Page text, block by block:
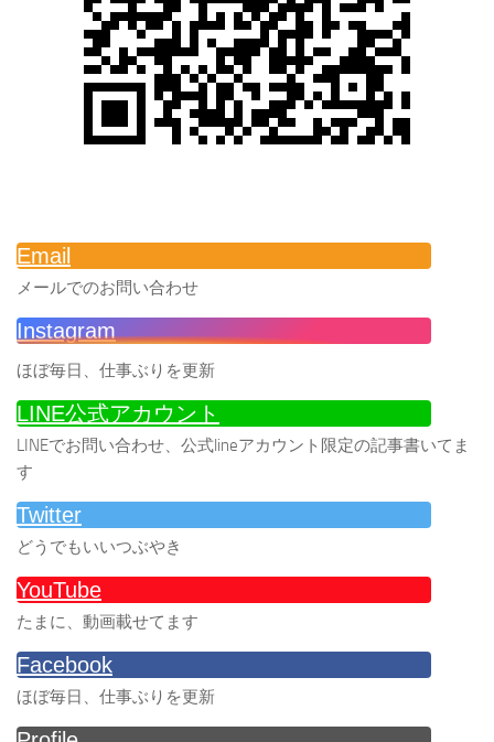
Email
メールでのお問い合わせ
Instagram
ほぼ毎日、仕事ぶりを更新
LINE公式アカウント
LINEでお問い合わせ、公式lineアカウント限定の記事書いてま
す
Twitter
どうでもいいつぶやき
YouTube
たまに、動画載せてます
Facebook
ほぼ毎日、仕事ぶりを更新